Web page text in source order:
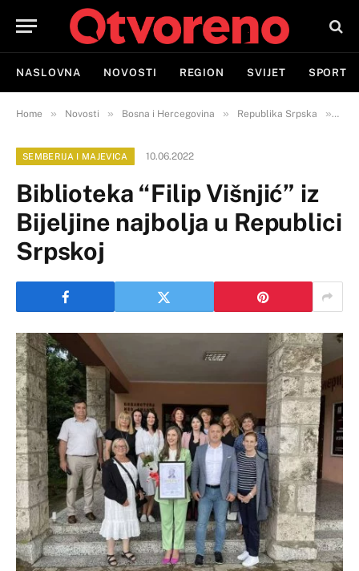
NASLOVNA NOVOSTI REGION SVIJET SPORT
Home » Novosti » Bosna i Hercegovina » Republika Srpska »
SEMBERIJA I MAJEVICA 10.06.2022
Biblioteka “Filip Višnjić” iz
Bijeljine najbolja u Republici
Srpskoj